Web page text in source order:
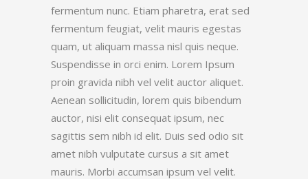
fermentum nunc. Etiam pharetra, erat sed
fermentum feugiat, velit mauris egestas
quam, ut aliquam massa nisl quis neque.
Suspendisse in orci enim. Lorem Ipsum
proin gravida nibh vel velit auctor aliquet.
Aenean sollicitudin, lorem quis bibendum
auctor, nisi elit consequat ipsum, nec
sagittis sem nibh id elit. Duis sed odio sit
amet nibh vulputate cursus a sit amet
mauris. Morbi accumsan ipsum vel velit.